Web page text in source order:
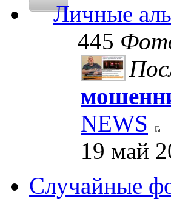
Личные
445
NEWS
19 май
Случайные